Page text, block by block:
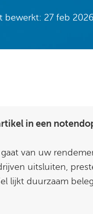
bewerkt: 27 feb 2026
in een
van uw
uitsluiten,
lijkt duurzaam